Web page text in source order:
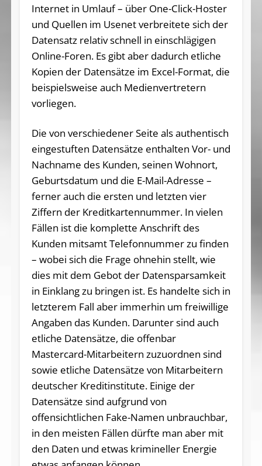
Internet in Umlauf – über One-Click-Hoster
und Quellen im Usenet verbreitete sich der
Datensatz relativ schnell in einschlägigen
Online-Foren. Es gibt aber dadurch etliche
Kopien der Datensätze im Excel-Format, die
beispielsweise auch Medienvertretern
vorliegen.
Die von verschiedener Seite als authentisch
eingestuften Datensätze enthalten Vor- und
Nachname des Kunden, seinen Wohnort,
Geburtsdatum und die E-Mail-Adresse –
ferner auch die ersten und letzten vier
Ziffern der Kreditkartennummer. In vielen
Fällen ist die komplette Anschrift des
Kunden mitsamt Telefonnummer zu finden
– wobei sich die Frage ohnehin stellt, wie
dies mit dem Gebot der Datensparsamkeit
in Einklang zu bringen ist. Es handelte sich in
letzterem Fall aber immerhin um freiwillige
Angaben das Kunden. Darunter sind auch
etliche Datensätze, die offenbar
Mastercard-Mitarbeitern zuzuordnen sind
sowie etliche Datensätze von Mitarbeitern
deutscher Kreditinstitute. Einige der
Datensätze sind aufgrund von
offensichtlichen Fake-Namen unbrauchbar,
in den meisten Fällen dürfte man aber mit
den Daten und etwas krimineller Energie